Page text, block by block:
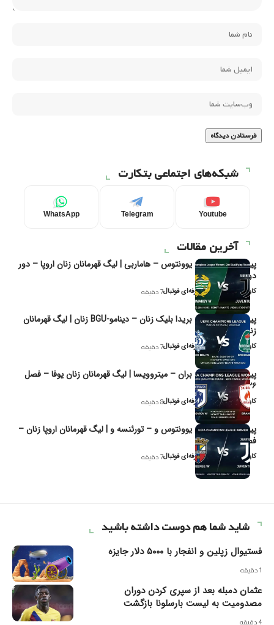
شبکه‌های اجتماعی بتکارت
Youtube
Telegram
WhatsApp
آخرین مقالات
پیش‌بینی و تحلیل یوونتوس – هاماربی | لیگ قهرمانان زنان اروپا – دور
دوم مرحله
کاوه نیک‌فر، تحلیل‌گر حرفه‌ای فوتبال7 دقیقه
پیش‌بینی و تحلیل بریدا بلیک زنان – دینامو-BGU زنان | لیگ قهرمانان
زنان یوفا
کاوه نیک‌فر، تحلیل‌گر حرفه‌ای فوتبال7 دقیقه
پیش‌بینی و تحلیل بران – میتروویسا | لیگ قهرمانان زنان یوفا – فصل
۲۰۲۶
کاوه نیک‌فر، تحلیل‌گر حرفه‌ای فوتبال8 دقیقه
پیش‌بینی و تحلیل یوونتوس و – تورئنسه و | لیگ قهرمانان اروپا زنان –
فصل ۲۰۲۶
کاوه نیک‌فر، تحلیل‌گر حرفه‌ای فوتبال7 دقیقه
شاید شما هم دوست داشته باشید
فستیوال زپلین و انفجار با ۵۰۰۰ دلار جایزه
1 دقیقه
عثمان دمبله بعد از سپری کردن دوران
مصدومیت به لیست بارسلونا بازگشت
4 دقیقه